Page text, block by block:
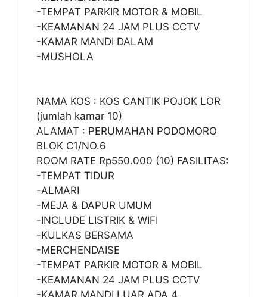
-TEMPAT PARKIR MOTOR & MOBIL
-KEAMANAN 24 JAM PLUS CCTV
-KAMAR MANDI DALAM
-MUSHOLA
NAMA KOS : KOS CANTIK POJOK LOR
(jumlah kamar 10)
ALAMAT : PERUMAHAN PODOMORO
BLOK C1/NO.6
ROOM RATE Rp550.000 (10) FASILITAS:
-TEMPAT TIDUR
-ALMARI
-MEJA & DAPUR UMUM
-INCLUDE LISTRIK & WIFI
-KULKAS BERSAMA
-MERCHENDAISE
-TEMPAT PARKIR MOTOR & MOBIL
-KEAMANAN 24 JAM PLUS CCTV
-KAMAR MANDI LUAR ADA 4